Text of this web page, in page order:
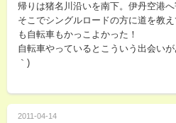
帰りは猪名川沿いを南下。伊丹空港へ
そこでシングルロードの方に道を教
も自転車もかっこよかった！
自転車やっているとこういう出会い
｀)
2011-04-14